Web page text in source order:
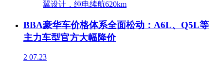
BBA豪华车价格体系全面松动：A6L、Q5L等
主力车型官方大幅降价
2 07.23